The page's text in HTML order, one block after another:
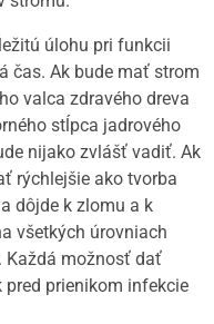
úlohu pri funkcii
čas. Ak bude mať strom
valca zdravého dreva
stĺpca jadrového
nijako zvlášť vadiť. Ak
rýchlejšie ako tvorba
dôjde k zlomu a k
všetkých úrovniach
Každá možnosť dať
prienikom infekcie